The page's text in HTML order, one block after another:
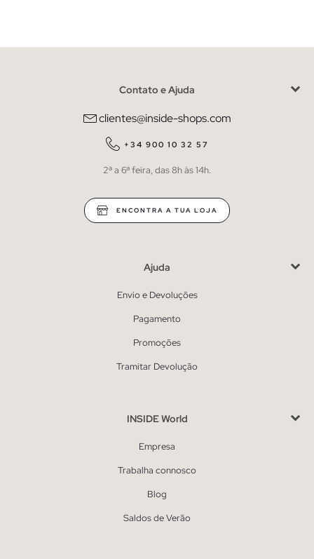
Contato e Ajuda
clientes@inside-shops.com
+34 900 10 32 57
2ª a 6ª feira, das 8h às 14h.
ENCONTRA A TUA LOJA
Ajuda
Envio e Devoluções
Pagamento
Promoções
Tramitar Devolução
INSIDE World
Empresa
Trabalha connosco
Blog
Saldos de Verão